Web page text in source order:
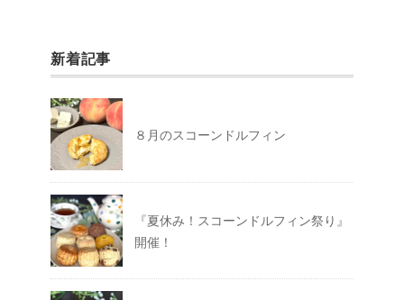
新着記事
８月のスコーンドルフィン
『夏休み！スコーンドルフィン祭り』
開催！